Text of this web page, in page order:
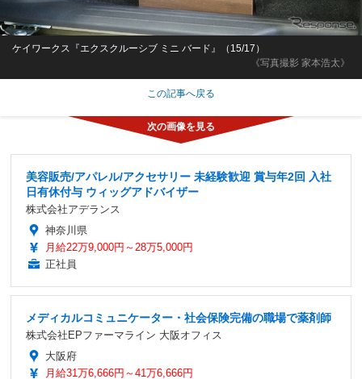
《写真撮影 家本浩太》
ケイワークス『エクスクルーシブ ミニ バード』（15/17）
この記事へ戻る
美容販売/アパレル/アクセサリー 未経験歓迎 賞与年2回 入社
日有休付与 ウィッグアドバイザー
株式会社アデランス
神奈川県
月給22万9,000円～28万5,000円
正社員
メディカルコミュニケーター・社会保険完備の職場で薬剤師
株式会社EPファーマライン 大阪オフィス
大阪府
月給31万6,666円～41万6,666円